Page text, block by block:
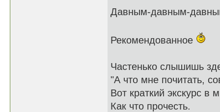
Давным-давным-
Рекомендованное
Частенько слышишь
"А что мне почитать,
Вот краткий экскурс в
Как что прочесть.